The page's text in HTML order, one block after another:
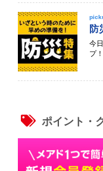
防
今
プ
ポイント・